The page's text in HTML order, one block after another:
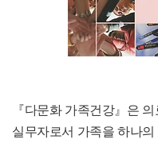
『다문화 가족건강』은
실무자로서 가족을 하나의